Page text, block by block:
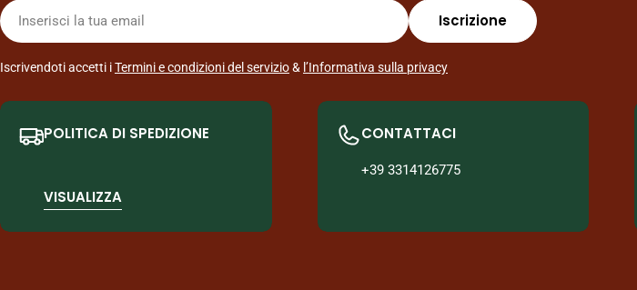
E-
mail
Iscrizione
Iscrivendoti accetti iTermini e condizioni del servizio& l’Informativa sulla privacy
POLITICA DI SPEDIZIONE
VISUALIZZA
CONTATTACI
+39 3314126775